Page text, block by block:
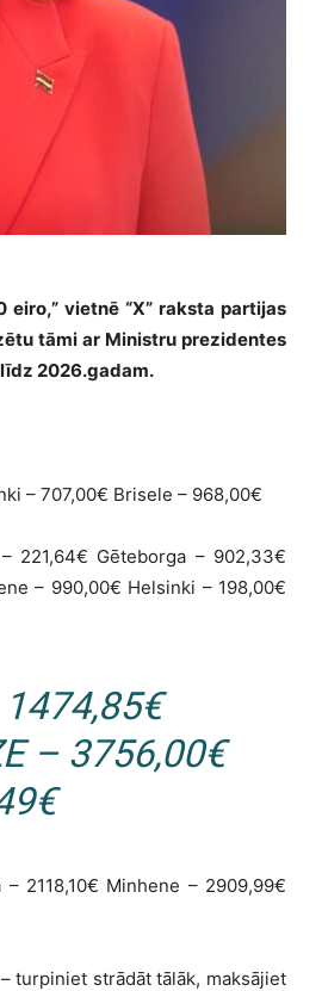
vietnē “X” raksta partijas
tāmi ar Ministru prezidentes
līdz 2026.gadam.
– 707,00€ Brisele – 968,00€
221,64€ Gēteborga – 902,33€
– 990,00€ Helsinki – 198,00€
– 3756,00€
2118,10€ Minhene – 2909,99€
turpiniet strādāt tālāk, maksājiet